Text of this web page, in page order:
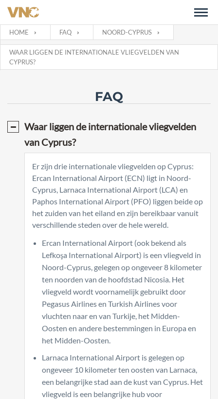
HOME FAQ NOORD-CYPRUS
WAAR LIGGEN DE INTERNATIONALE VLIEGVELDEN VAN
CYPRUS?
FAQ
Waar liggen de internationale vliegvelden
van Cyprus?
Er zijn drie internationale vliegvelden op Cyprus:
Ercan International Airport (ECN) ligt in Noord-
Cyprus, Larnaca International Airport (LCA) en
Paphos International Airport (PFO) liggen beide op
het zuiden van het eiland en zijn bereikbaar vanuit
verschillende steden over de hele wereld.
Ercan International Airport (ook bekend als
Lefkoşa International Airport) is een vliegveld in
Noord-Cyprus, gelegen op ongeveer 8 kilometer
ten noorden van de hoofdstad Nicosia. Het
vliegveld wordt voornamelijk gebruikt door
Pegasus Airlines en Turkish Airlines voor
vluchten naar en van Turkije, het Midden-
Oosten en andere bestemmingen in Europa en
het Midden-Oosten.
Larnaca International Airport is gelegen op
ongeveer 10 kilometer ten oosten van Larnaca,
een belangrijke stad aan de kust van Cyprus. Het
vliegveld is een belangrijke hub voor